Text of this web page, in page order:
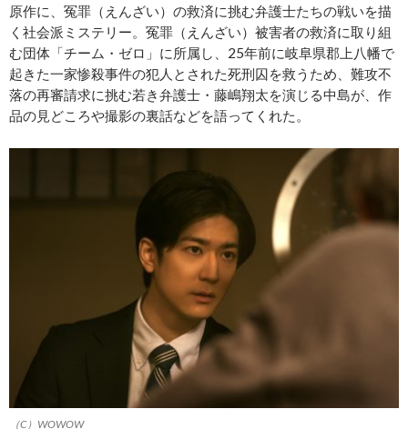
原作に、冤罪（えんざい）の救済に挑む弁護士たちの戦いを描
く社会派ミステリー。冤罪（えんざい）被害者の救済に取り組
む団体「チーム・ゼロ」に所属し、25年前に岐阜県郡上八幡で
起きた一家惨殺事件の犯人とされた死刑囚を救うため、難攻不
落の再審請求に挑む若き弁護士・藤嶋翔太を演じる中島が、作
品の見どころや撮影の裏話などを語ってくれた。
（C）WOWOW